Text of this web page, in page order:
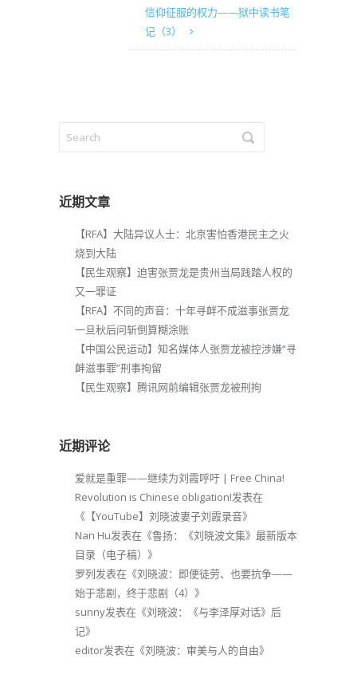
信仰征服的权力——狱中读书笔
记（3）
近期文章
【RFA】大陆异议人士：北京害怕香港民主之火
烧到大陆
【民生观察】迫害张贾龙是贵州当局践踏人权的
又一罪证
【RFA】不同的声音：十年寻衅不成滋事张贾龙
一旦秋后问斩倒算糊涂账
【中国公民运动】知名媒体人张贾龙被控涉嫌“寻
衅滋事罪”刑事拘留
【民生观察】腾讯网前编辑张贾龙被刑拘
近期评论
爱就是重罪——继续为刘霞呼吁 | Free China!
Revolution is Chinese obligation!发表在
《 【YouTube】刘晓波妻子刘霞录音》
Nan Hu发表在《鲁扬：《刘晓波文集》最新版本
目录（电子稿） 》
罗列发表在《刘晓波：即便徒劳、也要抗争——
始于悲剧，终于悲剧（4） 》
sunny发表在《刘晓波：《与李泽厚对话》后
记》
editor发表在《刘晓波：审美与人的自由》